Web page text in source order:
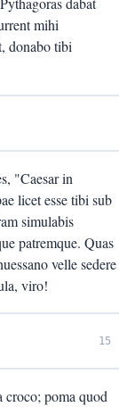
mihi
donabo tibi
"Caesar in
licet esse tibi sub
simulabis
patremque. Quas
velle sedere
viro!
15
croco; poma quod